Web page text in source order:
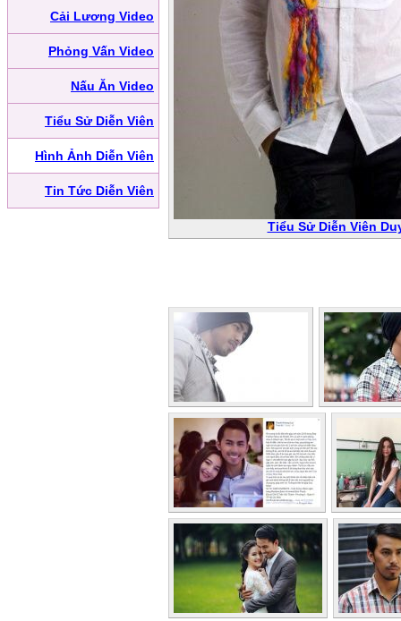
Cải Lương Video
Phỏng Vấn Video
Nấu Ăn Video
Tiểu Sử Diễn Viên
Hình Ảnh Diễn Viên
Tin Tức Diễn Viên
Tiểu Sử Diễn Viên